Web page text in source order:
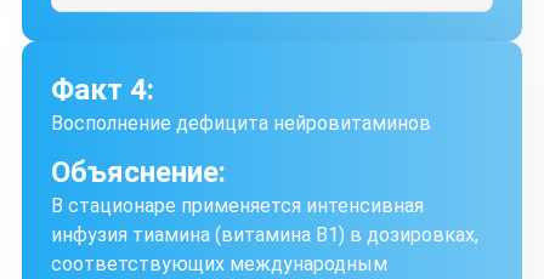
Факт 4:
Восполнение дефицита нейровитаминов
Объяснение:
В стационаре применяется интенсивная
инфузия тиамина (витамина B1) в дозировках,
соответствующих международным